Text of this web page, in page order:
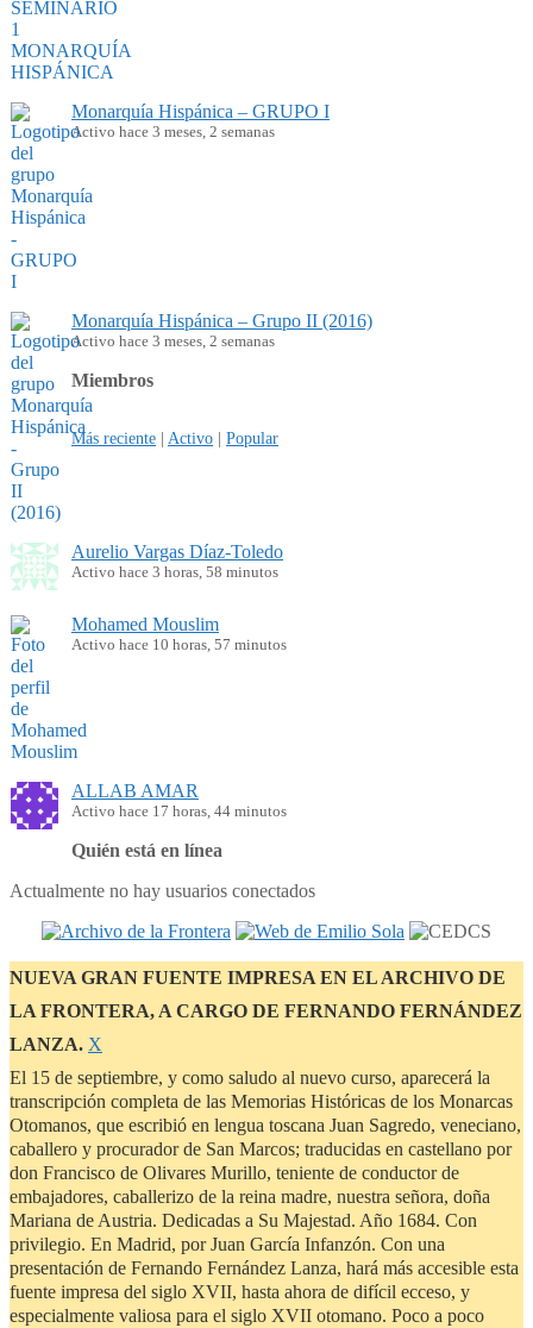
Monarquía Hispánica – GRUPO I
Activo hace 3 meses, 2 semanas
Monarquía Hispánica – Grupo II (2016)
Activo hace 3 meses, 2 semanas
Miembros
Más reciente | Activo | Popular
Aurelio Vargas Díaz-Toledo
Activo hace 3 horas, 58 minutos
Mohamed Mouslim
Activo hace 10 horas, 57 minutos
ALLAB AMAR
Activo hace 17 horas, 44 minutos
Quién está en línea
Actualmente no hay usuarios conectados
NUEVA GRAN FUENTE IMPRESA EN EL ARCHIVO DE
LA FRONTERA, A CARGO DE FERNANDO FERNÁNDEZ
LANZA. Descartar
aviso
Χ
El 15 de septiembre, y como saludo al nuevo curso, aparecerá la
transcripción completa de las Memorias Históricas de los Monarcas
Otomanos, que escribió en lengua toscana Juan Sagredo, veneciano,
caballero y procurador de San Marcos; traducidas en castellano por
don Francisco de Olivares Murillo, teniente de conductor de
embajadores, caballerizo de la reina madre, nuestra señora, doña
Mariana de Austria. Dedicadas a Su Majestad. Año 1684. Con
privilegio. En Madrid, por Juan García Infanzón. Con una
presentación de Fernando Fernández Lanza, hará más accesible esta
fuente impresa del siglo XVII, hasta ahora de difícil ecceso, y
especialmente valiosa para el siglo XVII otomano. Poco a poco